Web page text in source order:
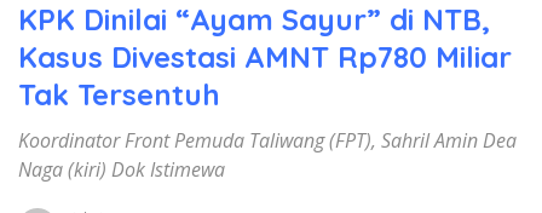
KPK Dinilai “Ayam Sayur” di NTB,
Kasus Divestasi AMNT Rp780 Miliar
Tak Tersentuh
Koordinator Front Pemuda Taliwang (FPT), Sahril Amin Dea
Naga (kiri) Dok Istimewa